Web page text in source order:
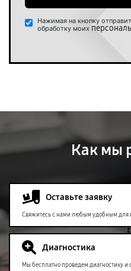
Нажимая на кнопку
обработку моих
Как мы
Оставьте заявку
Свяжитесь с нами любым удобным для
Диагностика
Мы бесплатно проведем диагностику